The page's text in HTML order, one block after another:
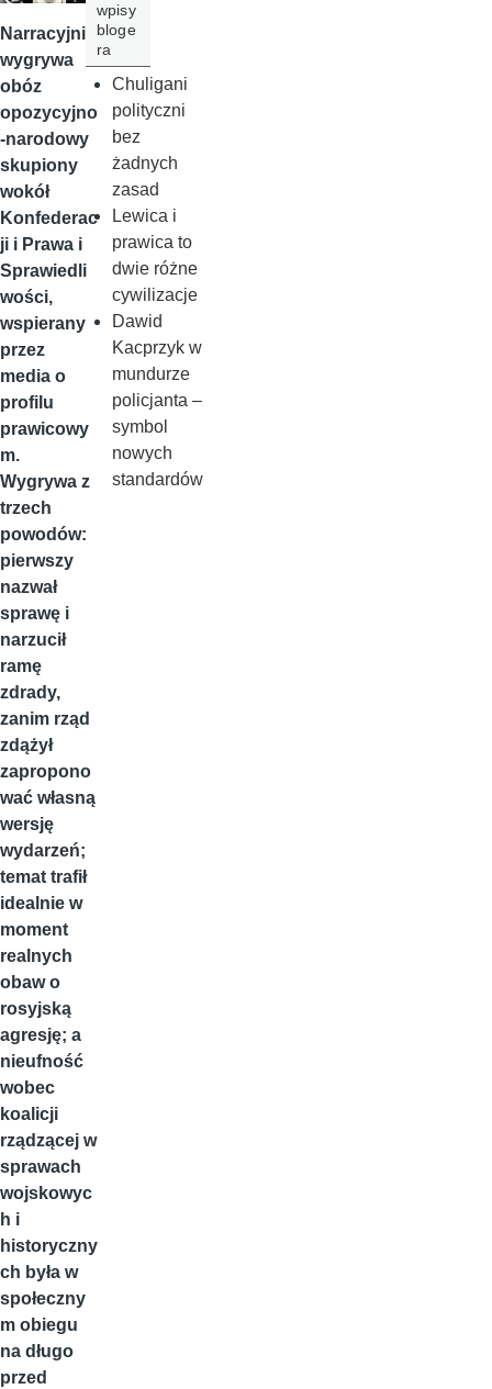
Narracyjnie
wygrywa
obóz
opozycyjno
-narodowy
skupiony
wokół
Konfederac
ji i Prawa i
Sprawiedli
wości,
wspierany
przez
media o
profilu
prawicowy
m.
Wygrywa z
trzech
powodów:
pierwszy
nazwał
sprawę i
narzucił
ramę
zdrady,
zanim rząd
zdążył
zapropono
wać własną
wersję
wydarzeń;
temat trafił
idealnie w
moment
realnych
obaw o
rosyjską
agresję; a
nieufność
wobec
koalicji
rządzącej w
sprawach
wojskowyc
h i
historyczny
ch była w
społeczny
m obiegu
na długo
przed
wpisy
bloge
ra
Chuligani
polityczni
bez
żadnych
zasad
Lewica i
prawica to
dwie różne
cywilizacje
Dawid
Kacprzyk w
mundurze
policjanta –
symbol
nowych
standardów